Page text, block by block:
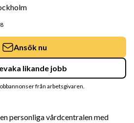
personliga vårdcentralen med
Ansök nu
likande jobb
från arbetsgivaren.